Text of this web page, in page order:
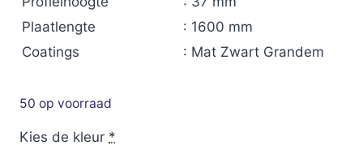
Plaatlengte
: 1600 mm
Coatings
: Mat Zwart Grandem
50 op voorraad
Kies de kleur *